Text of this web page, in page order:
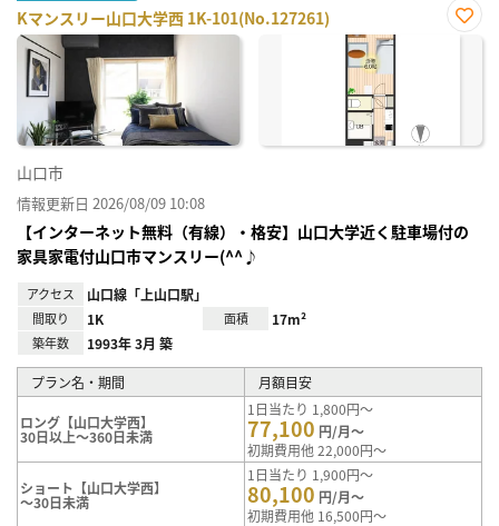
Kマンスリー山口大学西 1K-101(No.127261)
お気
山口市
情報更新日 2026/08/09 10:08
【インターネット無料（有線）・格安】山口大学近く駐車場付の
家具家電付山口市マンスリー(^^♪
アクセス 山口線「上山口駅」
間取り 1K 面積 17m²
築年数 1993年 3月 築
プラン名・期間 月額目安
ロング【山口大学西】
30日以上～360日未満
1日当たり 1,800円～
77,100 円/月～
初期費用他 22,000円～
ショート【山口大学西】
～30日未満
1日当たり 1,900円～
80,100 円/月～
初期費用他 16,500円～